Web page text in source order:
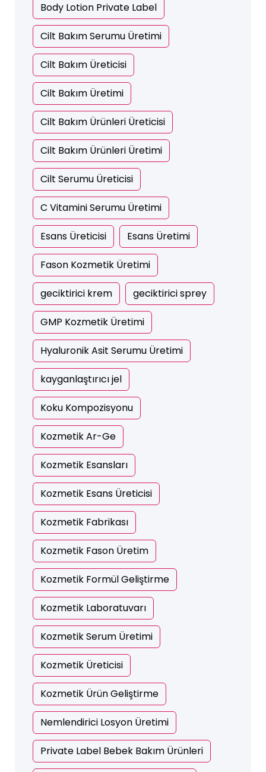
Body Lotion Private Label
Cilt Bakım Serumu Üretimi
Cilt Bakım Üreticisi
Cilt Bakım Üretimi
Cilt Bakım Ürünleri Üreticisi
Cilt Bakım Ürünleri Üretimi
Cilt Serumu Üreticisi
C Vitamini Serumu Üretimi
Esans Üreticisi Esans Üretimi
Fason Kozmetik Üretimi
geciktirici krem geciktirici sprey
GMP Kozmetik Üretimi
Hyaluronik Asit Serumu Üretimi
kayganlaştırıcı jel
Koku Kompozisyonu
Kozmetik Ar-Ge
Kozmetik Esansları
Kozmetik Esans Üreticisi
Kozmetik Fabrikası
Kozmetik Fason Üretim
Kozmetik Formül Geliştirme
Kozmetik Laboratuvarı
Kozmetik Serum Üretimi
Kozmetik Üreticisi
Kozmetik Ürün Geliştirme
Nemlendirici Losyon Üretimi
Private Label Bebek Bakım Ürünleri